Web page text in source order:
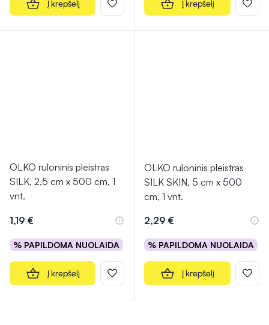
Į krepšelį Į krepšelį
OLKO ruloninis pleistras
SILK, 2,5 cm x 500 cm, 1
vnt.
1,19 €
% PAPILDOMA NUOLAIDA
Į krepšelį
OLKO ruloninis pleistras
SILK SKIN, 5 cm x 500
cm, 1 vnt.
2,29 €
% PAPILDOMA NUOLAIDA
Į krepšelį